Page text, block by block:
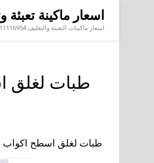
content
اسعار ماكينة تعبئة
اسعار ماكينات التعبئة والتغليف 01211116954 – 01211116956 – 01211116958
طبات لغلق
طبات لغلق اسطح اكواب